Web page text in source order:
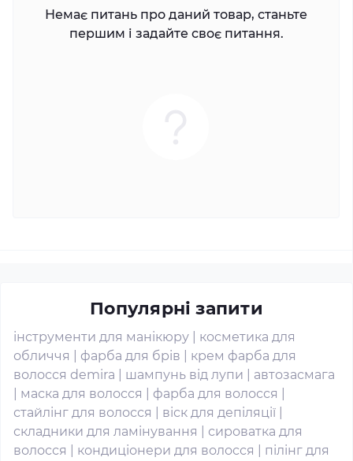
Немає питань про даний товар, станьте
першим і задайте своє питання.
Популярні запити
інструменти для манікюру
косметика для
обличчя
фарба для брів
крем фарба для
волосся demira
шампунь від лупи
автозасмага
маска для волосся фарба для волосся
стайлінг для волосся
віск для депіляції
складники для ламінування
сироватка для
волосся
кондиціонери для волосся
пілінг для